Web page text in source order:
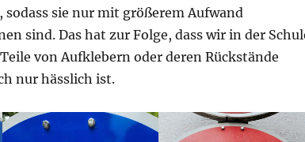
sie nur mit größerem Aufwand
sind. Das hat zur Folge, dass wir in der
von Aufklebern oder deren Rückstände
nur hässlich ist.